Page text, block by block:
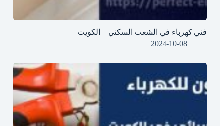
فني كهرباء في الشعب السكني – الكويت
2024-10-08